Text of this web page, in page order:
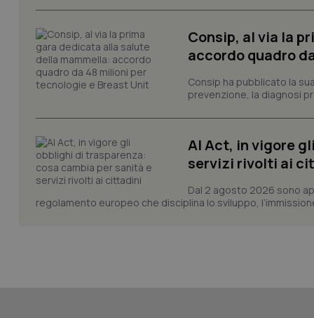
Consip, al via la
accordo quadro
Consip ha pubblicato la
prevenzione, la diagnosi
AI Act, in vigore
servizi rivolti ai
Dal 2 agosto 2026 sono
regolamento europeo che disciplina lo sviluppo,
Nome
_ga_0VMQEQKQ1N
Nome